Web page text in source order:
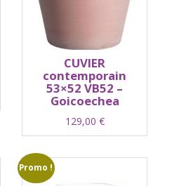
CUVIER
contemporain
53×52 VB52 –
Goicoechea
129,00 €
Promo !